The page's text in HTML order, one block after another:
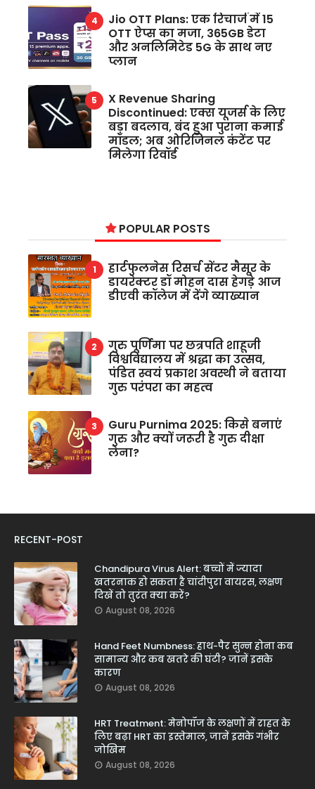
Jio OTT Plans: एक रिचार्ज में 15
OTT ऐप्स का मजा, 365GB डेटा
और अनलिमिटेड 5G के साथ नए
प्लान
X Revenue Sharing
Discontinued: एक्स यूजर्स के लिए
बड़ा बदलाव, बंद हुआ पुराना कमाई
मॉडल; अब ओरिजिनल कंटेंट पर
मिलेगा रिवॉर्ड
POPULAR POSTS
हार्टफुलनेस रिसर्च सेंटर मैसूर के
डायरेक्टर डॉ मोहन दास हेगड़े आज
डीएवी कॉलेज में देंगे व्याख्यान
गुरु पूर्णिमा पर छत्रपति शाहूजी
विश्वविद्यालय में श्रद्धा का उत्सव,
पंडित स्वयं प्रकाश अवस्थी ने बताया
गुरु परंपरा का महत्व
Guru Purnima 2025: किसे बनाएं
गुरु और क्यों जरूरी है गुरु दीक्षा
लेना?
RECENT-POST
Chandipura Virus Alert: बच्चों में ज्यादा
खतरनाक हो सकता है चांदीपुरा वायरस, लक्षण
दिखें तो तुरंत क्या करें?
August 08, 2026
Hand Feet Numbness: हाथ-पैर सुन्न होना कब
सामान्य और कब खतरे की घंटी? जानें इसके
कारण
August 08, 2026
HRT Treatment: मेनोपॉज के लक्षणों में राहत के
लिए बढ़ा HRT का इस्तेमाल, जानें इसके गंभीर
जोखिम
August 08, 2026